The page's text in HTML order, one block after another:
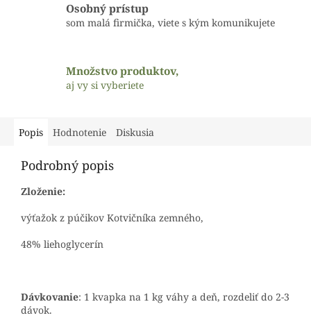
Osobný prístup
som malá firmička, viete s kým komunikujete
Množstvo produktov,
aj vy si vyberiete
Popis Hodnotenie Diskusia
Podrobný popis
Zloženie:
výťažok z púčikov Kotvičníka zemného,
48% liehoglycerín
Dávkovanie: 1 kvapka na 1 kg váhy a deň, rozdeliť do 2-3
dávok.